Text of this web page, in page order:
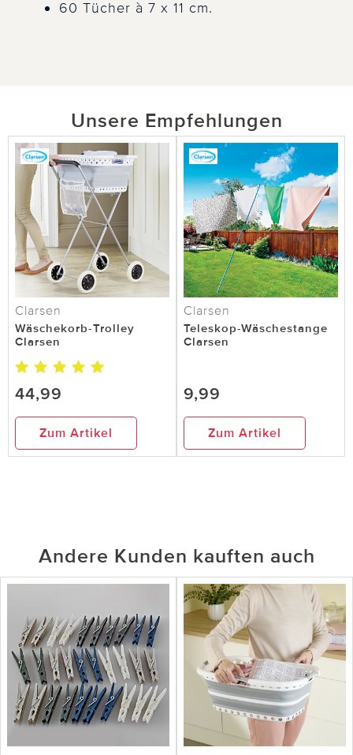
60 Tücher à 7 x 11 cm.
Unsere Empfehlungen
Clarsen
Wäschekorb-Trolley
Clarsen
44,99
Zum Artikel
Clarsen
Teleskop-Wäschestange
Clarsen
9,99
Zum Artikel
Andere Kunden kauften auch